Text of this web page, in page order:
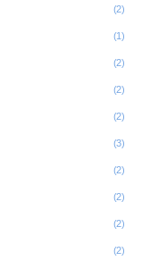
(2)
(1)
(2)
(2)
(2)
(3)
(2)
(2)
(2)
(2)